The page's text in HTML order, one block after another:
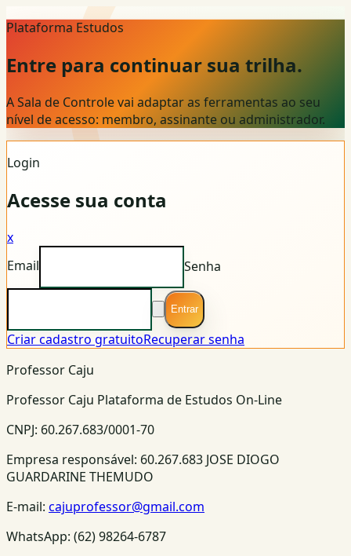
Plataforma Estudos
Entre para continuar sua trilha.
A Sala de Controle vai adaptar as ferramentas ao seu
nível de acesso: membro, assinante ou administrador.
Login
Acesse sua conta
x
Email
Senha
Entrar
Criar cadastro gratuitoRecuperar senha
Professor Caju
Professor Caju Plataforma de Estudos On-Line
CNPJ: 60.267.683/0001-70
Empresa responsável: 60.267.683 JOSE DIOGO
GUARDARINE THEMUDO
E-mail: cajuprofessor@gmail.com
WhatsApp: (62) 98264-6787